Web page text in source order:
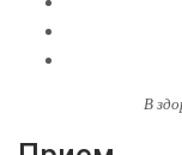
В